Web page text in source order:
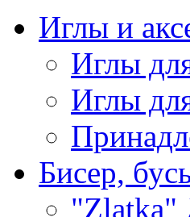
Иглы и
Иглы
Иглы
Бисер,
"Zlatka"